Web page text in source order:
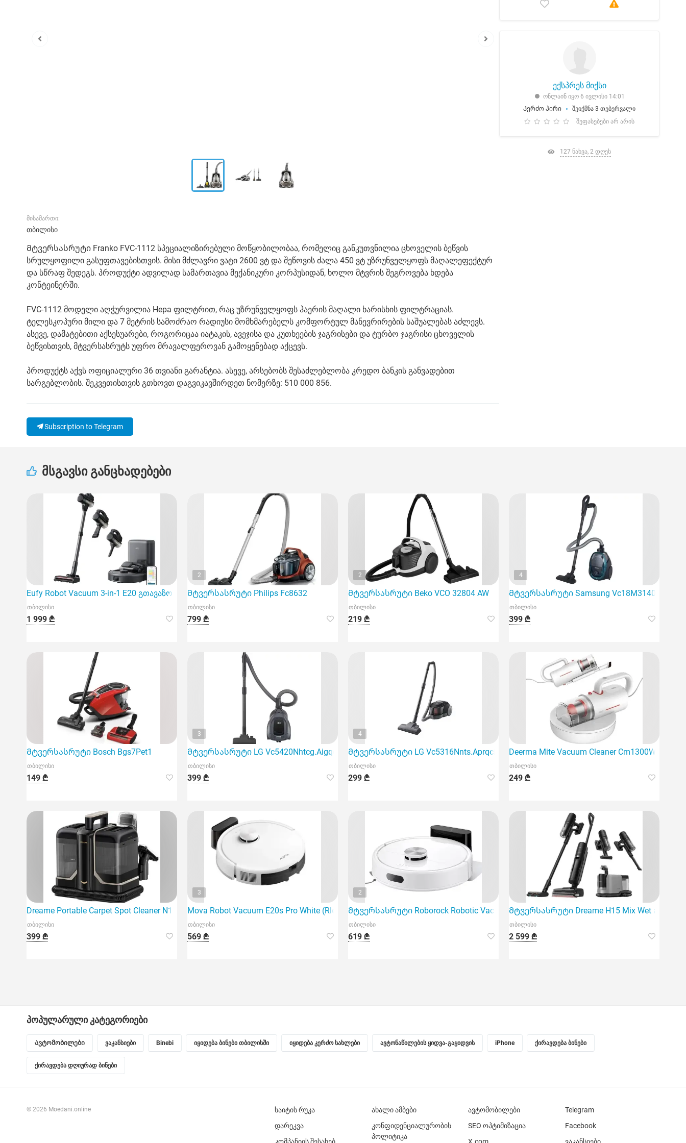
მისამართი:
თბილისი
Მტვერსასრუტი Franko FVC-1112 სპეციალიზირებული მოწყობილობაა, რომელიც განკუთვნილია ცხოველის ბეწვის
სრულყოფილი გასუფთავებისთვის. მისი მძლავრი ვატი 2600 ვტ და შეწოვის ძალა 450 ვტ უზრუნველყოფს მაღალეფექტურ
და სწრაფ შედეგს. პროდუქტი ადვილად სამართავია მექანიკური კორპუსიდან, ხოლო მტვრის შეგროვება ხდება
კონტეინერში.
FVC-1112 მოდელი აღჭურვილია Hepa ფილტრით, რაც უზრუნველყოფს ჰაერის მაღალი ხარისხის ფილტრაციას.
ტელესკოპური მილი და 7 მეტრის სამოძრაო რადიუსი მომხმარებელს კომფორტულ მანევრირების საშუალებას აძლევს.
ასევე, დამატებითი აქსესუარები, როგორიცაა იატაკის, ავეჯისა და კუთხეების ჯაგრისები და ტურბო ჯაგრისი ცხოველის
ბეწვისთვის, მტვერსასრუტს უფრო მრავალფეროვან გამოყენებად აქცევს.
პროდუქტს აქვს ოფიციალური 36 თვიანი გარანტია. ასევე, არსებობს შესაძლებლობა კრედო ბანკის განვადებით
სარგებლობის. შეკვეთისთვის გთხოვთ დაგვიკავშირდეთ ნომერზე: 510 000 856.
Subscription to Telegram
ექსპრეს მიქსი
ონლაინ იყო 6 ივლისი 14:01
Კერძო პირი
შეიქმნა 3 თებერვალი
შეფასებები არ არის
127 ნახვა, 2 დღეს
მსგავსი განცხადებები
Eufy Robot Vacuum 3-in-1 E20 გთავაზობთ თანამედროვე ინტელის ტექნიკას
თბილისი
1 999 ₾
2
Მტვერსასრუტი Philips Fc8632
თბილისი
799 ₾
2
Მტვერსასრუტი Beko VCO 32804 AW
თბილისი
219 ₾
4
Მტვერსასრუტი Samsung Vc18M3140Vn/EV
თბილისი
399 ₾
Მტვერსასრუტი Bosch Bgs7Pet1
თბილისი
149 ₾
3
Მტვერსასრუტი LG Vc5420Nhtcg.Aigqcis
თბილისი
399 ₾
4
Მტვერსასრუტი LG Vc5316Nnts.Aprqcis
თბილისი
299 ₾
Deerma Mite Vacuum Cleaner Cm1300W
თბილისი
249 ₾
Dreame Portable Carpet Spot Cleaner N10 წარმოადგენს ინოვაციურ გადაწყვეტას სახლის პირობებში ლაქების გ
თბილისი
399 ₾
3
Mova Robot Vacuum E20s Pro White (Rle23Sa) გამძლე და მძლავრი რობოტი მტვერსასრუტი
თბილისი
569 ₾
2
Მტვერსასრუტი Roborock Robotic Vacuum Cleaner Q7 TF CE White
თბილისი
619 ₾
Მტვერსასრუტი Dreame H15 Mix Wet and Dry
თბილისი
2 599 ₾
პოპულარული კატეგორიები
Ავტომობილები ვაკანსიები Binebi იყიდება ბინები თბილისში იყიდება კერძო სახლები ავტონაწილების ყიდვა-გაყიდვის iPhone ქირავდება ბინები
ქირავდება დღიურად ბინები
© 2026 Moedani.online
საიტის რუკა
დარეკვა
ახალი ამბები
კონფიდენციალურობის
პოლიტიკა
ავტომობილები
SEO ოპტიმიზაცია
Telegram
Facebook